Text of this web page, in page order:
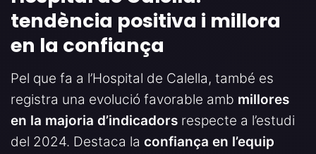
tendència positiva i millora
en la confiança
Pel que fa a l’Hospital de Calella, també es
registra una evolució favorable amb millores
en la majoria d’indicadors respecte a l’estudi
del 2024. Destaca la confiança en l’equip